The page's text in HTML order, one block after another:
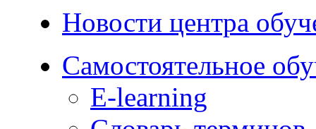
Новости центра
Самостоятельное
E-learning